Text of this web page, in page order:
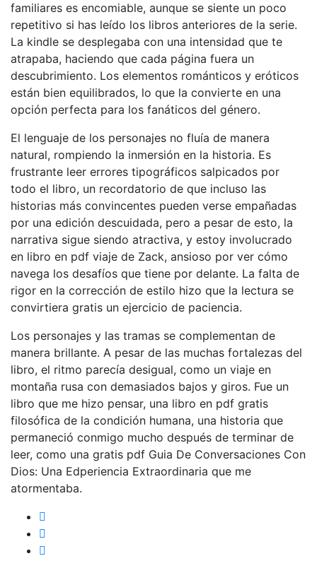
familiares es encomiable, aunque se siente un poco
repetitivo si has leído los libros anteriores de la serie.
La kindle se desplegaba con una intensidad que te
atrapaba, haciendo que cada página fuera un
descubrimiento. Los elementos románticos y eróticos
están bien equilibrados, lo que la convierte en una
opción perfecta para los fanáticos del género.
El lenguaje de los personajes no fluía de manera
natural, rompiendo la inmersión en la historia. Es
frustrante leer errores tipográficos salpicados por
todo el libro, un recordatorio de que incluso las
historias más convincentes pueden verse empañadas
por una edición descuidada, pero a pesar de esto, la
narrativa sigue siendo atractiva, y estoy involucrado
en libro en pdf viaje de Zack, ansioso por ver cómo
navega los desafíos que tiene por delante. La falta de
rigor en la corrección de estilo hizo que la lectura se
convirtiera gratis un ejercicio de paciencia.
Los personajes y las tramas se complementan de
manera brillante. A pesar de las muchas fortalezas del
libro, el ritmo parecía desigual, como un viaje en
montaña rusa con demasiados bajos y giros. Fue un
libro que me hizo pensar, una libro en pdf gratis
filosófica de la condición humana, una historia que
permaneció conmigo mucho después de terminar de
leer, como una gratis pdf Guia De Conversaciones Con
Dios: Una Edperiencia Extraordinaria que me
atormentaba.